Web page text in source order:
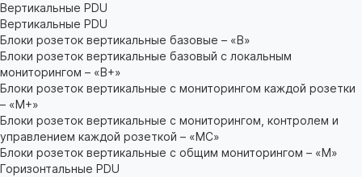
Вертикальные PDU
Вертикальные PDU
Блоки розеток вертикальные базовые – «В»
Блоки розеток вертикальные базовый с локальным
мониторингом – «В+»
Блоки розеток вертикальные с мониторингом каждой розетки
– «М+»
Блоки розеток вертикальные с мониторингом, контролем и
управлением каждой розеткой – «МС»
Блоки розеток вертикальные с общим мониторингом – «М»
Горизонтальные PDU